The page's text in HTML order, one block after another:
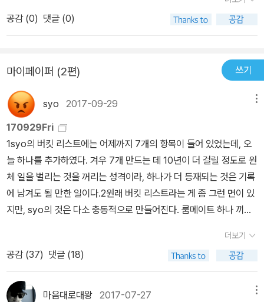
공감 (0) 댓글 (0)
마이페이퍼 (2편) 쓰기
syo 2017-09-29
170929Fri
1syo의 버킷 리스트에는 어제까지 7개의 항목이 들어 있었는데, 오
늘 하나를 추가하였다. 겨우 7개 만드는 데 10년이 더 걸릴 정도로 원
체 일을 벌리는 것을 꺼리는 성격이라, 하나가 더 등재되는 것은 기록
에 남겨도 될 만한 일이다.2원래 버킷 리스트라는 게 좀 그런 면이 있
지만, syo의 것은 다소 충동적으로 만들어진다. 룸메이트 하나 끼고
을 던져넣는 곳이었다. 남자는 주머니에서 짤랑짤랑 동전 소리 내면
서 다니는 거 아니라는 선친의 호랑말코 같은 교육의 효과였을까, sy
o는 100원짜리 물건을 사도 1000원을 내고 잔돈으로 돌아오는 90
0원은 버킷에 던져 놓는 반자본주의적인 소비 행태를 고수했다. 그러
더보기
공감 (37) 댓글 (18)
마음대로대왕 2017-07-27